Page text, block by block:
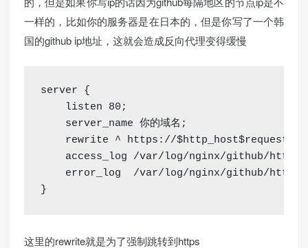
一样的，比如你的服务器是在日本的，但是你写了一个韩
国的github ip地址，这就会造成反向代理变得缓慢
server {
    listen 80;
    server_name 你的域名;
    rewrite ^ https://$http_host
access_log /var/log/nginx/github/
error_log  /var/log/nginx/github/
}
这里的rewrite就是为了强制跳转到https